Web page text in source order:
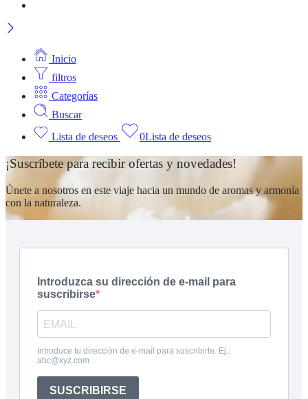
Inicio
filtros
Categorías
Buscar
Lista de deseos
0Lista de deseos
¡Suscríbete para recibir ofertas y novedades!
Únete a nosotros en este viaje hacia un mundo de aromas y armonía
con la naturaleza.